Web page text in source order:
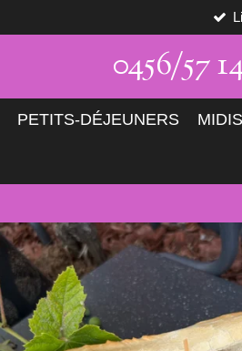
0456/57
PETITS-DÉJEUNERS MIDIS